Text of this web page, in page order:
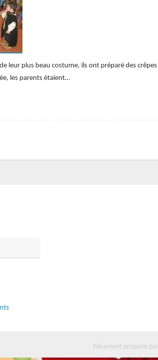
leur plus beau costume, ils ont préparé des
les parents étaient…
Fièrement propulsé par